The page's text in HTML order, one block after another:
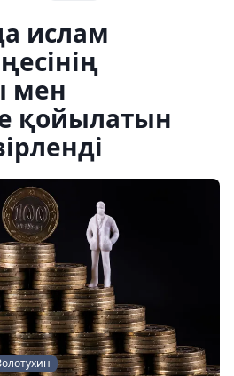
ислам
мен
қойылатын